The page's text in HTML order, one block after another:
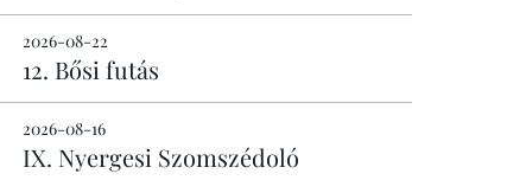
2026-08-22
12. Bősi futás
2026-08-16
IX. Nyergesi Szomszédoló